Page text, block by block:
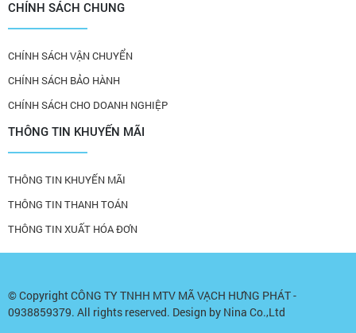
CHÍNH SÁCH CHUNG
CHÍNH SÁCH VẬN CHUYỂN
CHÍNH SÁCH BẢO HÀNH
CHÍNH SÁCH CHO DOANH NGHIỆP
THÔNG TIN KHUYẾN MÃI
THÔNG TIN KHUYẾN MÃI
THÔNG TIN THANH TOÁN
THÔNG TIN XUẤT HÓA ĐƠN
© CopyrightCÔNG TY TNHH MTV MÃ VẠCH HƯNG PHÁT -
0938859379. All rights reserved. Design by Nina Co.,Ltd